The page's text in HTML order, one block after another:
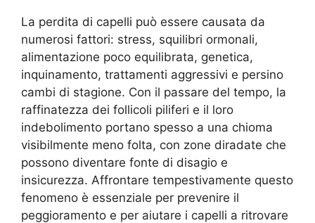
La perdita di capelli può essere causata da
numerosi fattori: stress, squilibri ormonali,
alimentazione poco equilibrata, genetica,
inquinamento, trattamenti aggressivi e persino
cambi di stagione. Con il passare del tempo, la
raffinatezza dei follicoli piliferi e il loro
indebolimento portano spesso a una chioma
visibilmente meno folta, con zone diradate che
possono diventare fonte di disagio e
insicurezza. Affrontare tempestivamente questo
fenomeno è essenziale per prevenire il
peggioramento e per aiutare i capelli a ritrovare